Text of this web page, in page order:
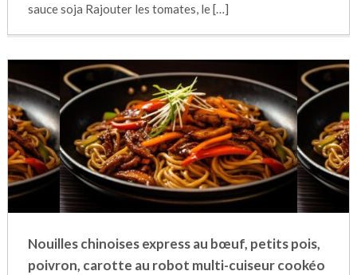
sauce soja Rajouter les tomates, le […]
Nouilles chinoises express au bœuf, petits pois,
poivron, carotte au robot multi-cuiseur cookéo